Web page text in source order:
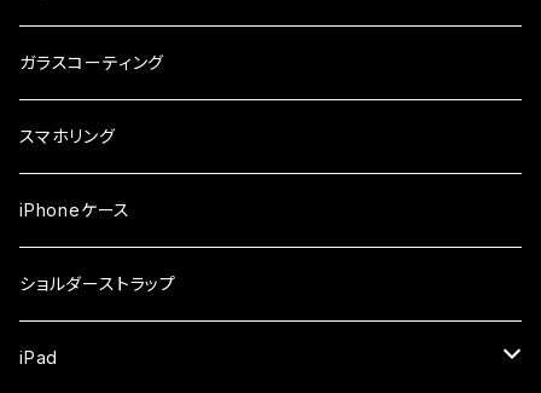
ガラスフィルム
シンプルスマホ
ガラスフィルム
らくらくスマホ
ガラスフィルム
OPPO
ガラスフィルム
Xiaomi
ガラスフィルム
iPhone17e
iPhone17ProMax
Android
ガラスコーティング
スマホリング
iPhoneケース
ショルダーストラップ
iPad